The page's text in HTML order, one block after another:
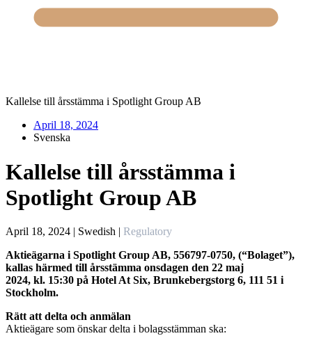
Kallelse till årsstämma i Spotlight Group AB
April 18, 2024
Svenska
Kallelse till årsstämma i
Spotlight Group AB
April 18, 2024 | Swedish | Regulatory
Aktieägarna i Spotlight Group AB, 556797-0750, (“Bolaget”),
kallas härmed till årsstämma onsdagen den 22 maj
2024, kl. 15:30 på Hotel At Six, Brunkebergstorg 6, 111 51 i
Stockholm.
Rätt att delta och anmälan
Aktieägare som önskar delta i bolagsstämman ska: